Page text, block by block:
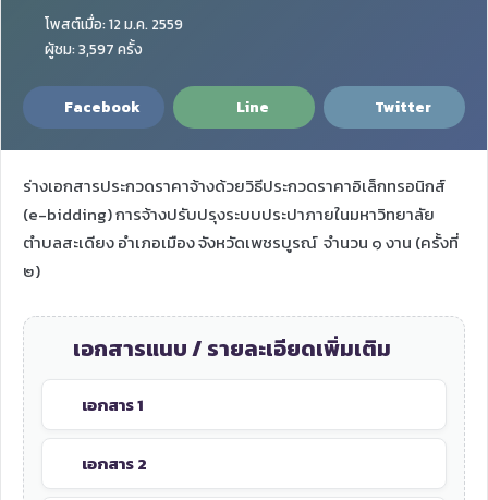
โพสต์เมื่อ: 12 ม.ค. 2559
ผู้ชม: 3,597 ครั้ง
Facebook Line Twitter
ร่างเอกสารประกวดราคาจ้างด้วยวิธีประกวดราคาอิเล็กทรอนิกส์
(e-bidding) การจ้างปรับปรุงระบบประปาภายในมหาวิทยาลัย
ตำบลสะเดียง อำเภอเมือง จังหวัดเพชรบูรณ์ จำนวน ๑ งาน (ครั้งที่
๒)
เอกสารแนบ / รายละเอียดเพิ่มเติม
เอกสาร 1
เอกสาร 2